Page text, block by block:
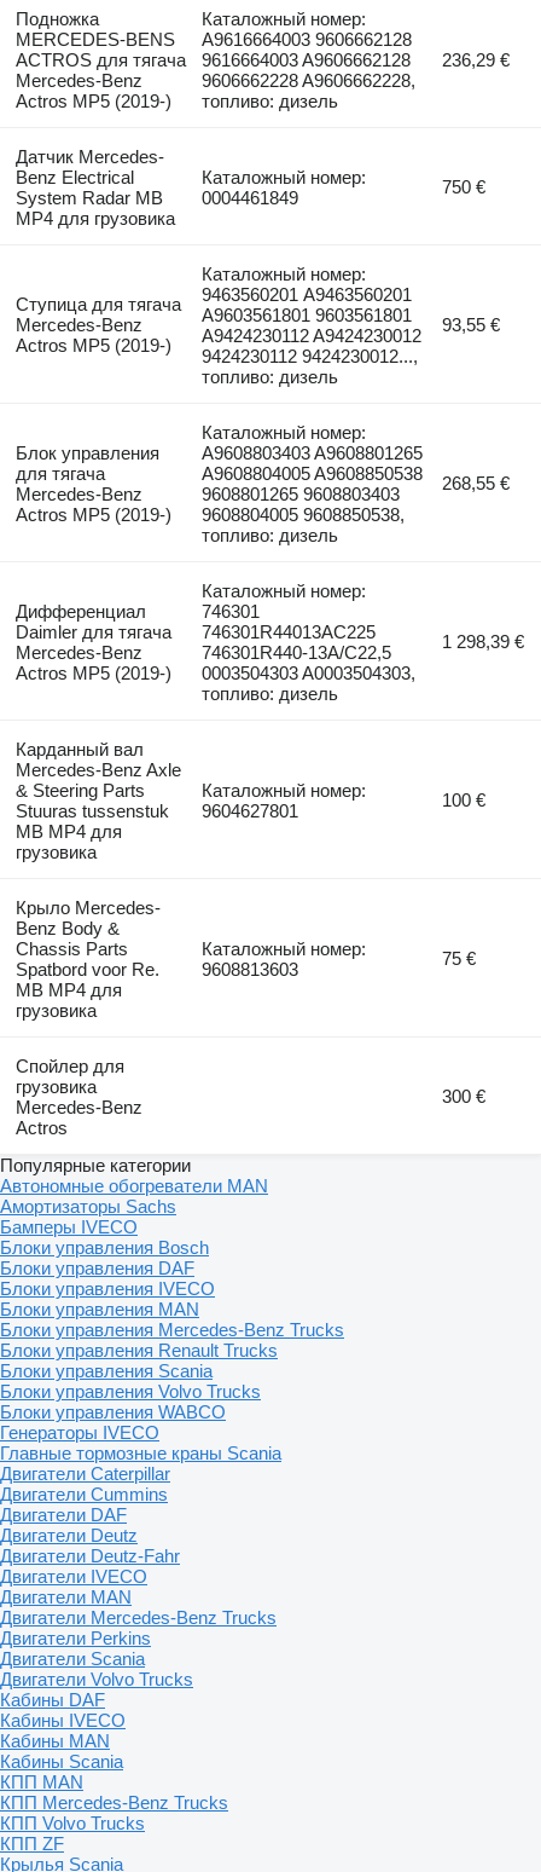
Подножка
MERCEDES-BENS
ACTROS для тягача
Mercedes-Benz
Actros MP5 (2019-)
Каталожный номер:
A9616664003 9606662128
9616664003 A9606662128
9606662228 A9606662228,
топливо: дизель
236,29 €
Датчик Mercedes-
Benz Electrical
System Radar MB
MP4 для грузовика
Каталожный номер:
0004461849
750 €
Ступица для тягача
Mercedes-Benz
Actros MP5 (2019-)
Каталожный номер:
9463560201 A9463560201
A9603561801 9603561801
A9424230112 A9424230012
9424230112 9424230012...,
топливо: дизель
93,55 €
Блок управления
для тягача
Mercedes-Benz
Actros MP5 (2019-)
Каталожный номер:
A9608803403 A9608801265
A9608804005 A9608850538
9608801265 9608803403
9608804005 9608850538,
топливо: дизель
268,55 €
Дифференциал
Daimler для тягача
Mercedes-Benz
Actros MP5 (2019-)
Каталожный номер:
746301
746301R44013AC225
746301R440-13A/C22,5
0003504303 A0003504303,
топливо: дизель
1 298,39 €
Карданный вал
Mercedes-Benz Axle
& Steering Parts
Stuuras tussenstuk
MB MP4 для
грузовика
Каталожный номер:
9604627801
100 €
Крыло Mercedes-
Benz Body &
Chassis Parts
Spatbord voor Re.
MB MP4 для
грузовика
Каталожный номер:
9608813603
75 €
Спойлер для
грузовика
Mercedes-Benz
Actros
300 €
Популярные категории
Автономные обогреватели MAN
Амортизаторы Sachs
Бамперы IVECO
Блоки управления Bosch
Блоки управления DAF
Блоки управления IVECO
Блоки управления MAN
Блоки управления Mercedes-Benz Trucks
Блоки управления Renault Trucks
Блоки управления Scania
Блоки управления Volvo Trucks
Блоки управления WABCO
Генераторы IVECO
Главные тормозные краны Scania
Двигатели Caterpillar
Двигатели Cummins
Двигатели DAF
Двигатели Deutz
Двигатели Deutz-Fahr
Двигатели IVECO
Двигатели MAN
Двигатели Mercedes-Benz Trucks
Двигатели Perkins
Двигатели Scania
Двигатели Volvo Trucks
Кабины DAF
Кабины IVECO
Кабины MAN
Кабины Scania
КПП MAN
КПП Mercedes-Benz Trucks
КПП Volvo Trucks
КПП ZF
Крылья Scania